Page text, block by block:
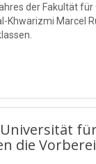
der Fakultät
Khwarizmi Marcel
die